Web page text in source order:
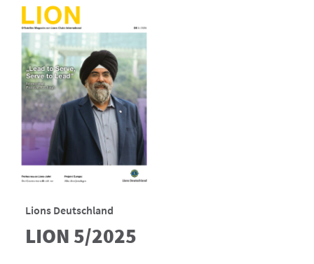
Lions Deutschland
LION 5/2025